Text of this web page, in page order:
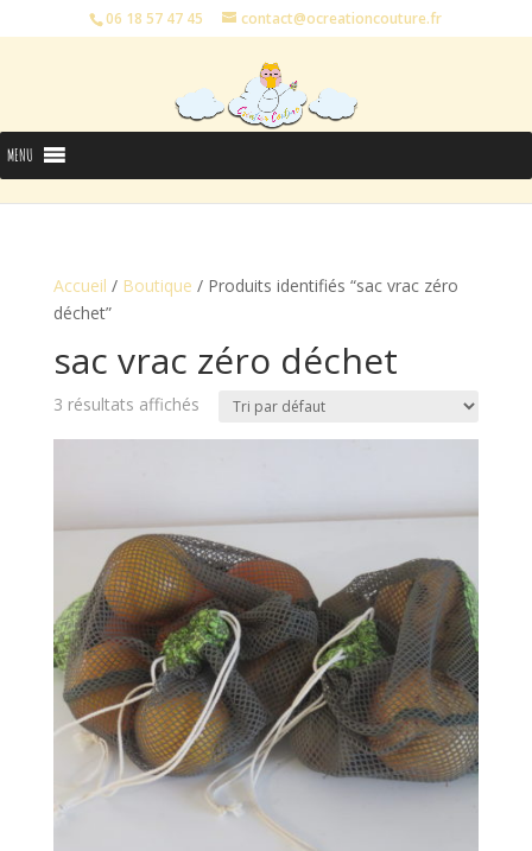
06 18 57 47 45 contact@ocreationcouture.fr
MENU
Accueil / Boutique / Produits identifiés “sac vrac zéro
déchet”
sac vrac zéro déchet
3 résultats affichés